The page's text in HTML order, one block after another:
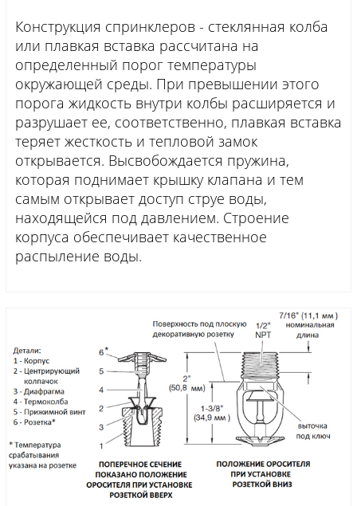
Конструкция спринклеров - стеклянная колба
или плавкая вставка рассчитана на
определенный порог температуры
окружающей среды. При превышении этого
порога жидкость внутри колбы расширяется и
разрушает ее, соответственно, плавкая вставка
теряет жесткость и тепловой замок
открывается. Высвобождается пружина,
которая поднимает крышку клапана и тем
самым открывает доступ струе воды,
находящейся под давлением. Строение
корпуса обеспечивает качественное
распыление воды.